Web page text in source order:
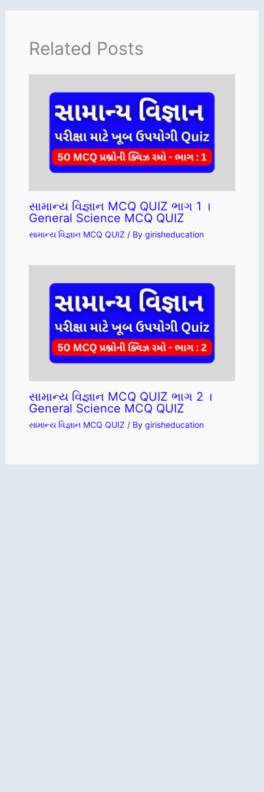
Related Posts
સામાન્ય વિજ્ઞાન MCQ QUIZ ભાગ 1 ।
General Science MCQ QUIZ
સામાન્ય વિજ્ઞાન MCQ QUIZ / By girisheducation
સામાન્ય વિજ્ઞાન MCQ QUIZ ભાગ 2 ।
General Science MCQ QUIZ
સામાન્ય વિજ્ઞાન MCQ QUIZ / By girisheducation